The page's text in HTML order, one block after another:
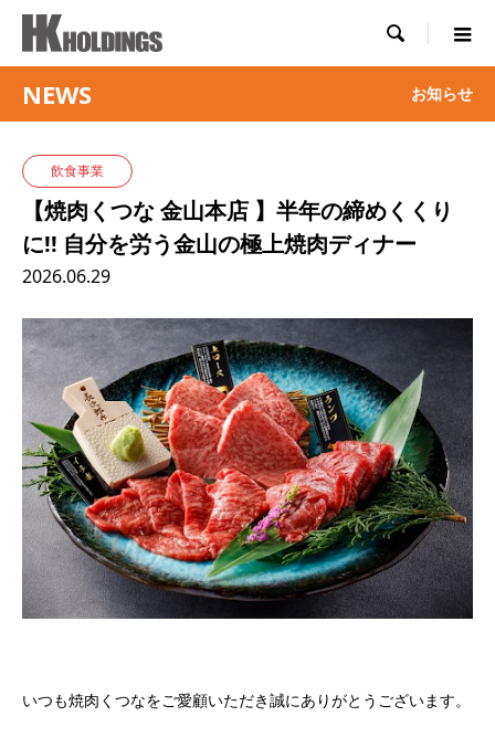

NEWS お知らせ
飲食事業
【焼肉くつな 金山本店 】半年の締めくくり
に!! 自分を労う金山の極上焼肉ディナー
2026.06.29
いつも焼肉くつなをご愛顧いただき誠にありがとうございます。